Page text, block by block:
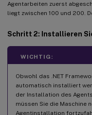
Agentarbeiten zuerst
liegt zwischen 100 und 200.
Schritt 2: Installieren
WICHTIG:
Obwohl das .NET
automatisch installiert
der Installation des
müssen Sie die Maschine
Agentinstallation